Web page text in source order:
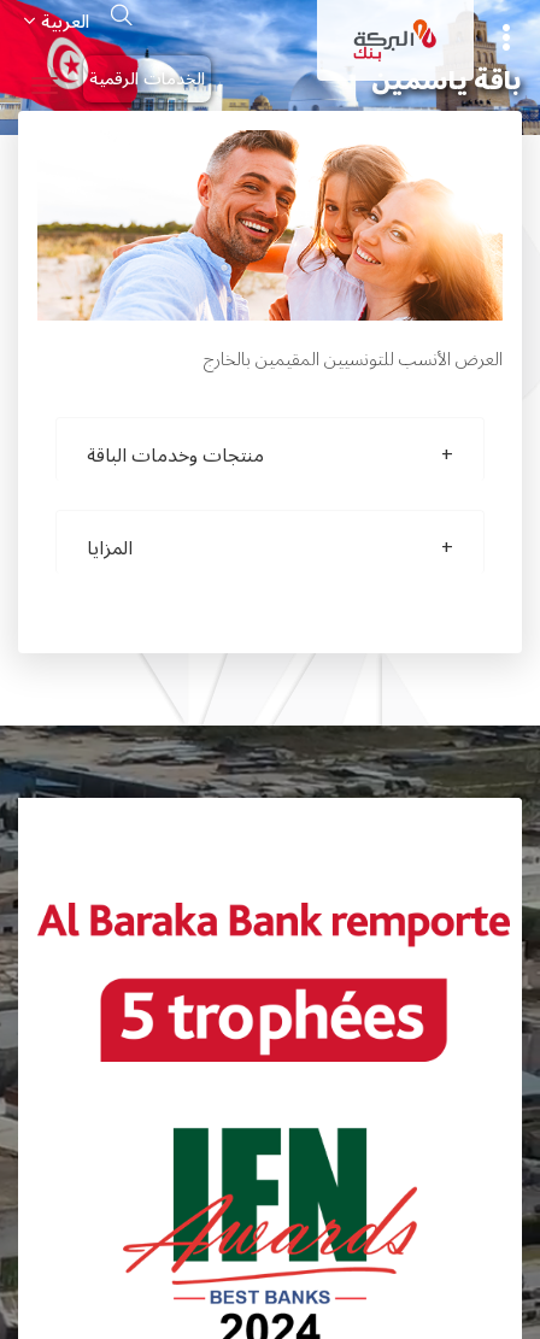
تجاوز
إلىالمحتوى
الرئيسي
العربية
Search
الخدمات الرقمية باقة ياسمين
العرض الأنسب للتونسيين المقيمين بالخارج
منتجات وخدمات الباقة
المزايا